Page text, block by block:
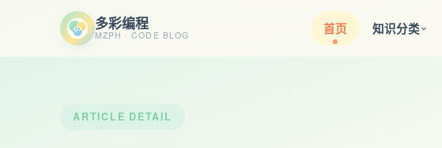
多彩编程
MZPH · CODE BLOG 首页 知识分类
ARTICLE DETAIL